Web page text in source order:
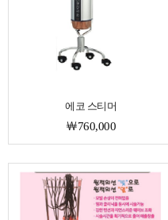
에코 스티머
￦760,000